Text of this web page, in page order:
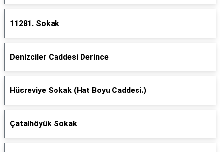
11281. Sokak
Denizciler Caddesi Derince
Hüsreviye Sokak (Hat Boyu Caddesi.)
Çatalhöyük Sokak